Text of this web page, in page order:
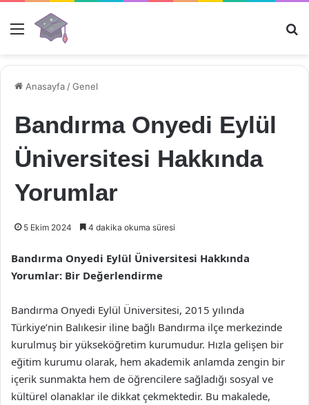
Menü
Anasayfa /Genel
Bandırma Onyedi Eylül
Üniversitesi Hakkında
Yorumlar
5 Ekim 2024 4 dakika okuma süresi
Bandırma Onyedi Eylül Üniversitesi Hakkında
Yorumlar: Bir Değerlendirme
Bandırma Onyedi Eylül Üniversitesi, 2015 yılında
Türkiye’nin Balıkesir iline bağlı Bandırma ilçe merkezinde
kurulmuş bir yükseköğretim kurumudur. Hızla gelişen bir
eğitim kurumu olarak, hem akademik anlamda zengin bir
içerik sunmakta hem de öğrencilere sağladığı sosyal ve
kültürel olanaklar ile dikkat çekmektedir. Bu makalede,